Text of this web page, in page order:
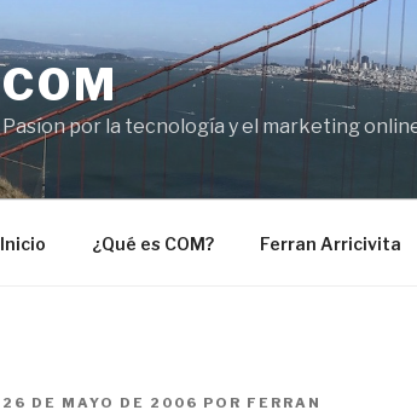
COM
Pasíon por la tecnología y el marketing
Inicio ¿Qué es COM? Ferran Arricivita
PUBLICADO
26 DE MAYO DE 2006 POR FERRAN